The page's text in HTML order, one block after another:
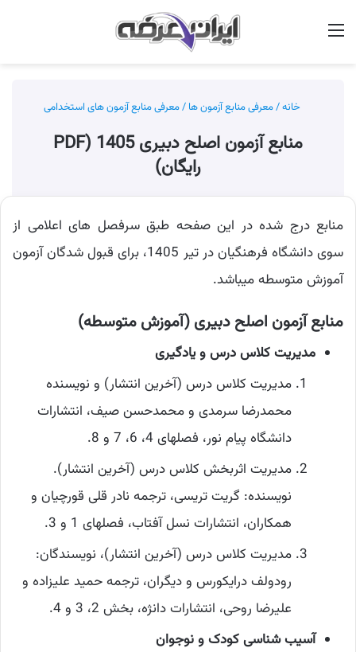
خانه/معرفی منابع آزمون ها /معرفی منابع آزمون های استخدامی
منابع آزمون اصلح دبیری 1405 (PDF
رایگان)
منابع درج شده در این صفحه طبق سرفصل های اعلامی از
سوی دانشگاه فرهنگیان در تیر 1405، برای قبول شدگان آزمون
آموزش متوسطه میباشد.
منابع آزمون اصلح دبیری (آموزش متوسطه)
مدیریت کلاس درس و یادگیری
مدیریت کلاس درس (آخرین انتشار) و نویسنده
محمدرضا سرمدی و محمدحسن صیف، انتشارات
دانشگاه پیام نور، فصلهای 4، 6، 7 و 8.
مدیریت اثربخش کلاس درس (آخرین انتشار).
نویسنده: گریت تریسی، ترجمه نادر قلی قورچیان و
همکاران، انتشارات نسل آفتاب، فصلهای 1 و 3.
مدیریت کلاس درس (آخرین انتشار)، نویسندگان:
رودولف درایکورس و دیگران، ترجمه حمید علیزاده و
علیرضا روحی، انتشارات دانژه، بخش 2، 3 و 4.
آسیب شناسی کودک و نوجوان